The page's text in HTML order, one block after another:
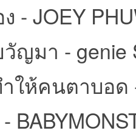
- JOEY
ญมา - genie
ให้คนตาบอ